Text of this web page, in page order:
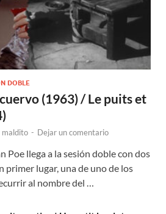
DOBLE
(1963) / Le puits et
maldito - Dejar un comentario
Poe llega a la sesión doble con dos
primer lugar, una de uno de los
al nombre del …